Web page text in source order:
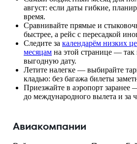
август: если даты гибкие,
время.
Сравнивайте прямые и
быстрее, а рейс с пересадкой
Следите за календарём низких
месяцам на этой странице —
выгодную дату.
Летите налегке — выбирайте
кладью: без багажа билеты
Приезжайте в аэропорт заранее
до международного вылета и за
Авиакомпании